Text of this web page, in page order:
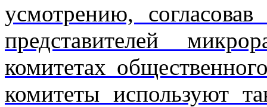
усмотрению,
представителей
комитетах
комитеты используют